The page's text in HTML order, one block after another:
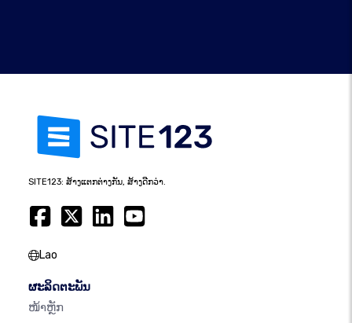
SITE123: ສ້າງແຕກຕ່າງກັນ, ສ້າງດີກວ່າ.
Lao
ຜະລິດຕະພັນ
ໜ້າຫຼັກ